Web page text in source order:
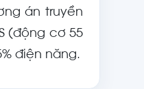
án truyền
(động cơ 55
điện năng.